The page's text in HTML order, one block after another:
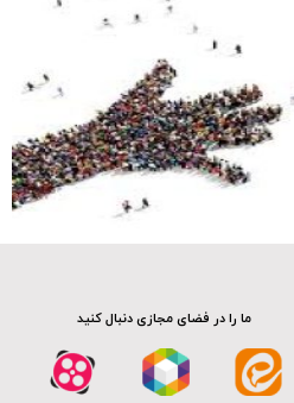
ما را در فضای مجازی دنبال کنید